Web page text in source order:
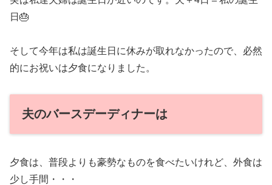
日🎂
そして今年は私は誕生日に休みが取れなかったので、必然
的にお祝いは夕食になりました。
夫のバースデーディナーは
夕食は、普段よりも豪勢なものを食べたいけれど、外食は
少し手間・・・